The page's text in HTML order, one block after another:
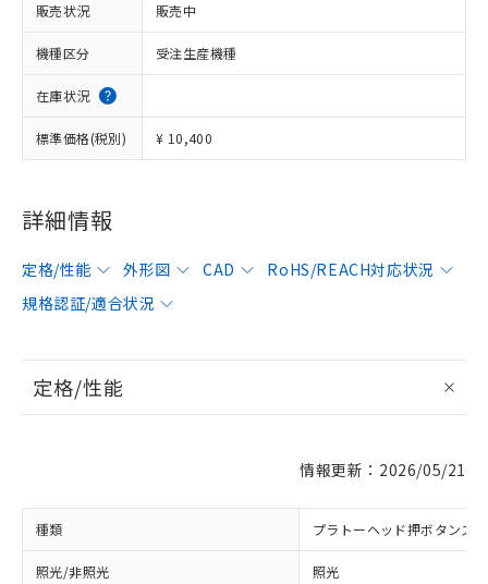
販売状況 販売中
機種区分 受注生産機種
在庫状況
標準価格(税別) ¥ 10,400
詳細情報
定格/性能 外形図 CAD
RoHS/REACH対応状況
規格認証/適合状況
定格/性能
情報更新：2026/05/21
種類 プラトーヘッド押ボタンス
照光/非照光 照光